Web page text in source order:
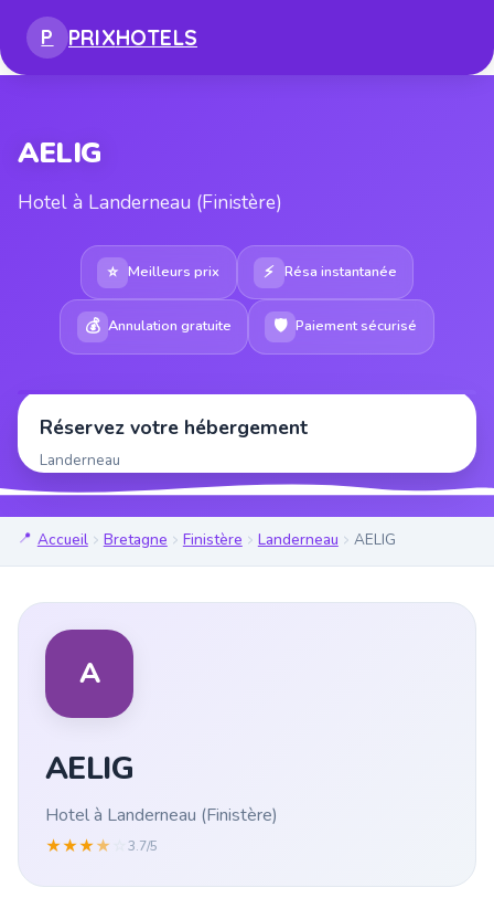
P PRIXHOTELS
AELIG
Hotel à Landerneau (Finistère)
⭐ Meilleurs prix ⚡ Résa instantanée
💰 Annulation gratuite 🛡 Paiement sécurisé
Réservez votre hébergement
Landerneau
Accueil Bretagne Finistère Landerneau AELIG
A
AELIG
Hotel à Landerneau (Finistère)
★★★★ 3.7/5